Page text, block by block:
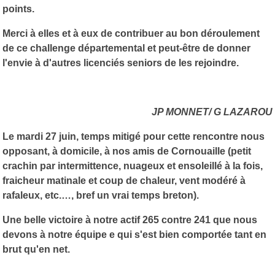
points.
Merci à elles et à eux de contribuer au bon déroulement
de ce challenge départemental et peut-être de donner
l'envie à d'autres licenciés seniors de les rejoindre.
JP MONNET/ G LAZAROU
Le mardi 27 juin, temps mitigé pour cette rencontre nous
opposant, à domicile, à nos amis de Cornouaille (petit
crachin par intermittence, nuageux et ensoleillé à la fois,
fraicheur matinale et coup de chaleur, vent modéré à
rafaleux, etc.…, bref un vrai temps breton).
Une belle victoire à notre actif 265 contre 241 que nous
devons à notre équipe e qui s'est bien comportée tant en
brut qu'en net.